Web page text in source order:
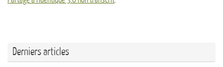
Derniers articles